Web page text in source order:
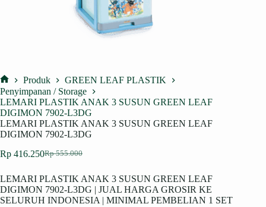
Home
Produk
GREEN LEAF PLASTIK
Penyimpanan / Storage
LEMARI PLASTIK ANAK 3 SUSUN GREEN LEAF
DIGIMON 7902-L3DG
LEMARI PLASTIK ANAK 3 SUSUN GREEN LEAF
DIGIMON 7902-L3DG
Rp555.000
Harga
adalah:
Rp 555.000.
Rp 416.250Harga
ini
adalah:
Rp 416.250.
LEMARI PLASTIK ANAK 3 SUSUN GREEN LEAF
DIGIMON 7902-L3DG | JUAL HARGA GROSIR KE
SELURUH INDONESIA | MINIMAL PEMBELIAN 1 SET